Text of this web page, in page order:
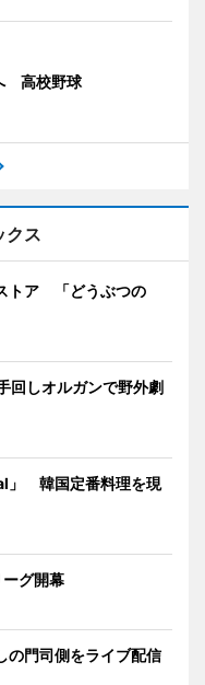
高校野球
クス
トア 「どうぶつの
しオルガンで野外劇
」 韓国定番料理を現
グ開幕
の門司側をライブ配信